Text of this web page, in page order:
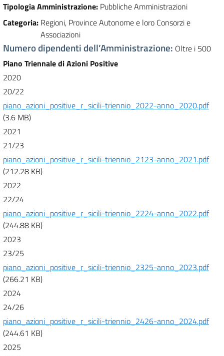
Tipologia Amministrazione: Pubbliche Amministrazioni
Categoria: Regioni, Province Autonome e loro Consorzi e
Associazioni
Numero dipendenti dell’Amministrazione: Oltre i 500
Piano Triennale di Azioni Positive
2020
20/22
piano_azioni_positive_r_sicili-triennio_2022-anno_2020.pdf
(3.6 MB)
2021
21/23
piano_azioni_positive_r_sicili-triennio_2123-anno_2021.pdf
(212.28 KB)
2022
22/24
piano_azioni_positive_r_sicili-triennio_2224-anno_2022.pdf
(244.88 KB)
2023
23/25
piano_azioni_positive_r_sicili-triennio_2325-anno_2023.pdf
(266.21 KB)
2024
24/26
piano_azioni_positive_r_sicili-triennio_2426-anno_2024.pdf
(244.61 KB)
2025